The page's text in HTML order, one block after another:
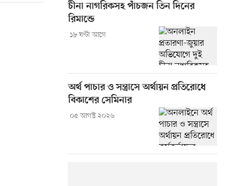
চীনা নাগরিকসহ পাঁচজন তিন দিনের
রিমান্ডে
১৮ ঘণ্টা আগে
অর্থ পাচার ও সন্ত্রাসে অর্থায়ন প্রতিরোধে
বিকাশের সেমিনার
০৫ আগস্ট ২০২৬